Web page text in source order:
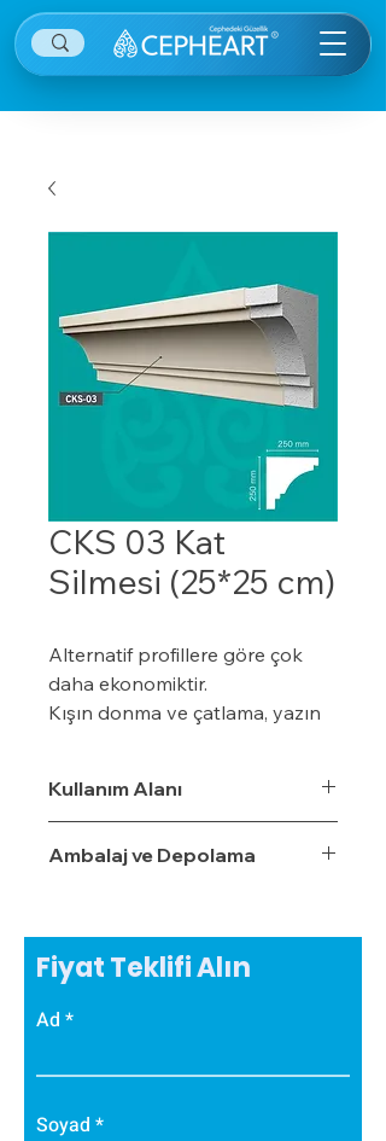
CKS 03 Kat
Silmesi (25*25 cm)
Alternatif profillere göre çok
daha ekonomiktir.
Kışın donma ve çatlama, yazın
uyumludur.
Çok hızlı ve pratik uygulanabilir.
Hafiftir, binaya yük getirmez.
Sudan, nemden, dondan ve
Güneş ışınlarından etkilenmez.
Kullanım Alanı
Ambalaj ve Depolama
Fiyat Teklifi Alın
Ad
Soyad